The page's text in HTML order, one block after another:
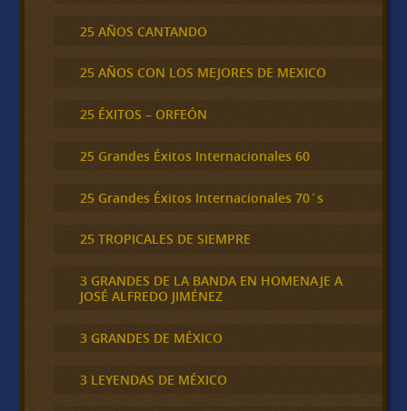
25 AÑOS CANTANDO
25 AÑOS CON LOS MEJORES DE MEXICO
25 ÉXITOS – ORFEÓN
25 Grandes Éxitos Internacionales 60
25 Grandes Éxitos Internacionales 70´s
25 TROPICALES DE SIEMPRE
3 GRANDES DE LA BANDA EN HOMENAJE A
JOSÉ ALFREDO JIMÉNEZ
3 GRANDES DE MÉXICO
3 LEYENDAS DE MÉXICO